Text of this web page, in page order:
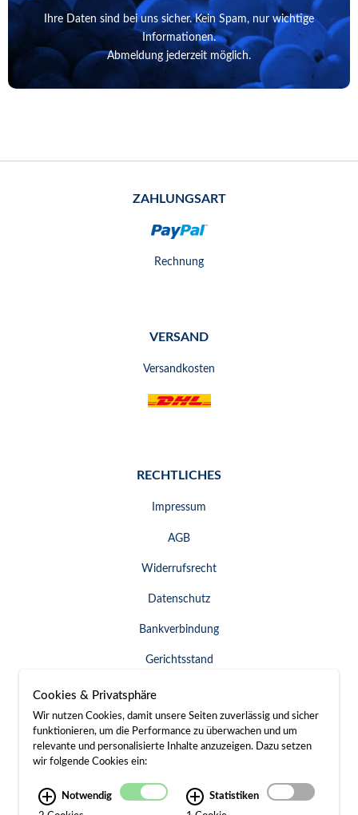
Ihre Daten sind bei uns sicher. Kein Spam, nur wichtige
Informationen.
Abmeldung jederzeit möglich.
ZAHLUNGSART
Rechnung
VERSAND
Versandkosten
RECHTLICHES
Impressum
AGB
Widerrufsrecht
Datenschutz
Bankverbindung
Gerichtsstand
Widerruf erklären
SERVICE & KONTAKT
Besuch / Anfahrt
Cookies & Privatsphäre
Wir nutzen Cookies, damit unsere Seiten zuverlässig und sicher
funktionieren, um die Performance zu überwachen und um
relevante und personalisierte Inhalte anzuzeigen. Dazu setzen
wir folgende Cookies ein:
Notwendig Statistiken